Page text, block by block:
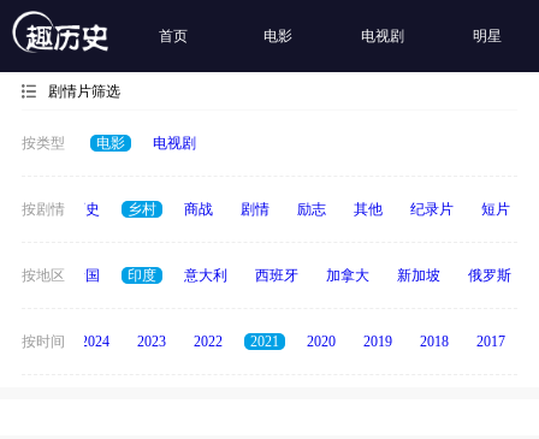
首页 电影 电视剧 明星
剧情片筛选
按类型 电影 电视剧
按剧情
奇幻 历史 乡村 商战 剧情 励志 其他 纪录片 短片
按地区
德国 泰国 印度 意大利 西班牙 加拿大 新加坡 俄罗斯
按时间
2025 2024 2023 2022 2021 2020 2019 2018 2017